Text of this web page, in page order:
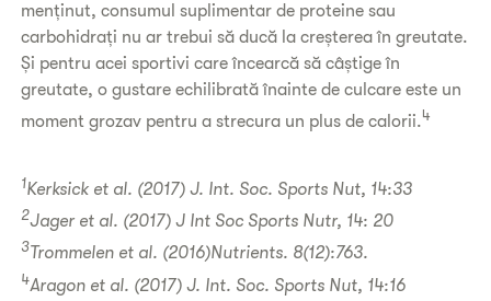
menținut, consumul suplimentar de proteine sau
carbohidrați nu ar trebui să ducă la creșterea în greutate.
Și pentru acei sportivi care încearcă să câștige în
greutate, o gustare echilibrată înainte de culcare este un
moment grozav pentru a strecura un plus de calorii.4
1Kerksick et al. (2017) J. Int. Soc. Sports Nut, 14:33
2Jager et al. (2017) J Int Soc Sports Nutr, 14: 20
3Trommelen et al. (2016)Nutrients. 8(12):763.
4Aragon et al. (2017) J. Int. Soc. Sports Nut, 14:16